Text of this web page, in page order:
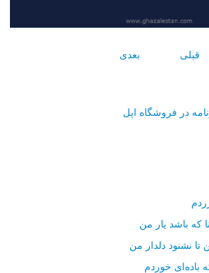
قبلی بعدی
در فروشگاه اپل
كه باشد یار من
نشنود دلدار من
باده‌ای خوردم